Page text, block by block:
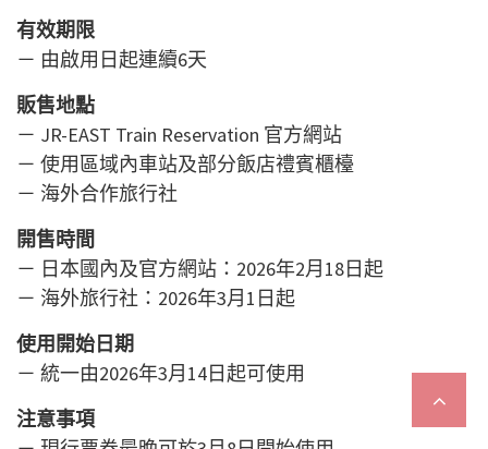
有效期限
－ 由啟用日起連續6天
販售地點
－ JR-EAST Train Reservation 官方網站
－ 使用區域內車站及部分飯店禮賓櫃檯
－ 海外合作旅行社
開售時間
－ 日本國內及官方網站：2026年2月18日起
－ 海外旅行社：2026年3月1日起
使用開始日期
－ 統一由2026年3月14日起可使用
注意事項